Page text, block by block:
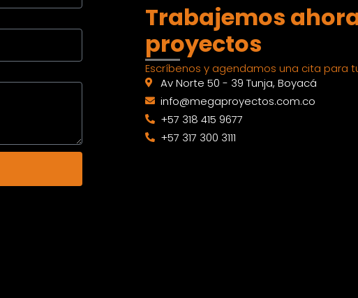
Trabajemos
proyectos
Escríbenos y agendamos una cita para
Av Norte 50 - 39 Tunja, Boyacá
info@megaproyectos.com.co
+57 318 415 9677
+57 317 300 3111